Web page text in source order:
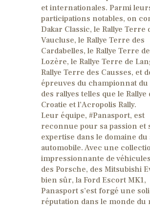
et internationales. Parmi
participations notables, on
Dakar Classic, le Rallye Terre
Vaucluse, le Rallye Terre des
Cardabelles, le Rallye Terre de
Lozère, le Rallye Terre de
Rallye Terre des Causses, et
épreuves du championnat
des rallyes telles que le Rallye
Croatie et l’Acropolis Rally.
Leur équipe, #Panasport, est
reconnue pour sa passion et
expertise dans le domaine
automobile. Avec une
impressionnante de
des Porsche, des Mitsubishi
bien sûr, la Ford Escort MK1,
Panasport s’est forgé une
réputation dans le monde du